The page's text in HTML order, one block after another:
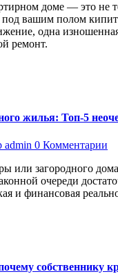
доме — это не
вашим полом
одна
ремонт.
жилья: Топ-5
admin 0 Комментарии
или загородного
очереди
и финансовая
собственнику